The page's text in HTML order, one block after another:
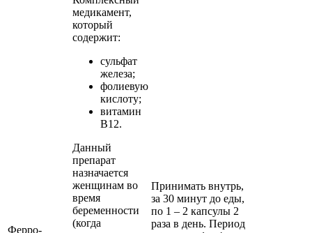
Ферро-
медикамент,
который
содержит:
сульфат
железа;
фолиевую
кислоту;
витамин
В12.
Данный
препарат
назначается
женщинам во
время
беременности
(когда
Принимать внутрь,
за 30 минут до еды,
по 1 – 2 капсулы 2
раза в день. Период